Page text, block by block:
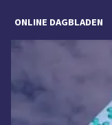
ONLINE DAGBLADEN